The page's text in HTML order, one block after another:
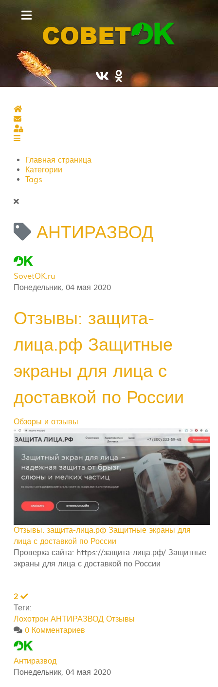
Главная страница
Подписаться на блог
Sign In
Главная страница
Категории
Tags
АНТИРАЗВОД
SovetOK.ru
Понедельник, 04 мая 2020
Отзывы: защита-
лица.рф Защитные
экраны для лица с
доставкой по России
Обзоры и отзывы
Отзывы: защита-лица.рф Защитные экраны для
лица с доставкой по России
Проверка сайта: https://защита-лица.рф/ Защитные
экраны для лица с доставкой по России
2
Теги:
Лохотрон АНТИРАЗВОД Отзывы
0 Комментариев
Антиразвод
Понедельник, 04 мая 2020